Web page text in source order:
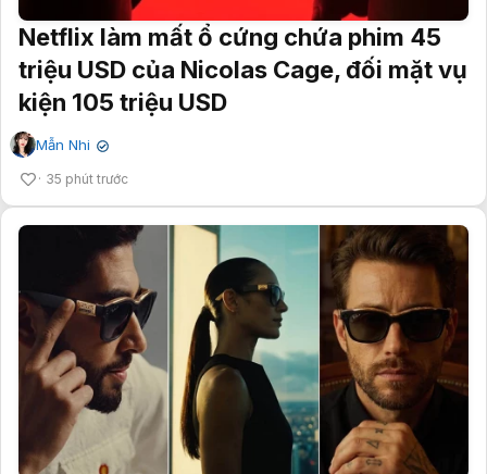
Netflix làm mất ổ cứng chứa phim 45
triệu USD của Nicolas Cage, đối mặt vụ
kiện 105 triệu USD
Mẫn Nhi ✔
35 phút trước